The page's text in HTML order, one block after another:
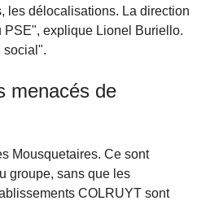
les délocalisations. La direction
PSE", explique Lionel Buriello.
social".
menacés de
Mousquetaires. Ce sont
groupe, sans que les
COLRUYT sont